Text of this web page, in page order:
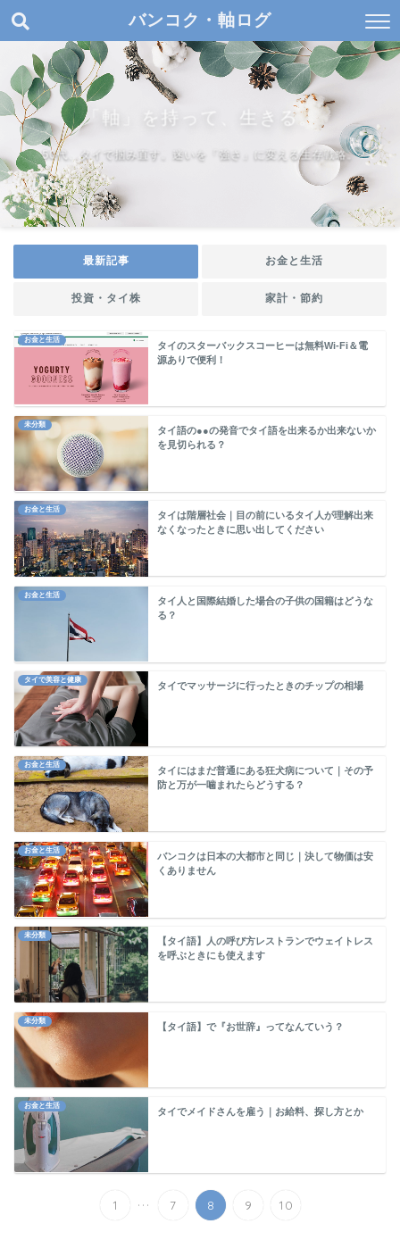
バンコク・軸ログ
「軸」を持って、生きる。
50代、タイで掴み直す。迷いを「強さ」に変える生存戦略。
最新記事 お金と生活
投資・タイ株 家計・節約
お金と生活
タイのスターバックスコーヒーは無料Wi-Fi＆電
源ありで便利！
未分類
タイ語の●●の発音でタイ語を出来るか出来ないか
を見切られる？
お金と生活
タイは階層社会｜目の前にいるタイ人が理解出来
なくなったときに思い出してください
お金と生活
タイ人と国際結婚した場合の子供の国籍はどうな
る？
タイで美容と健康
タイでマッサージに行ったときのチップの相場
お金と生活
タイにはまだ普通にある狂犬病について｜その予
防と万が一噛まれたらどうする？
お金と生活
バンコクは日本の大都市と同じ｜決して物価は安
くありません
未分類
【タイ語】人の呼び方レストランでウェイトレス
を呼ぶときにも使えます
未分類
【タイ語】で『お世辞』ってなんていう？
お金と生活
タイでメイドさんを雇う｜お給料、探し方とか
1 ... 7 8 9 10